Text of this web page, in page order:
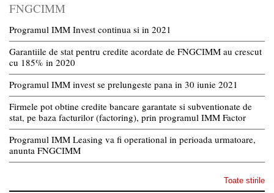
FNGCIMM
Programul IMM Invest continua si in 2021
Garantiile de stat pentru credite acordate de FNGCIMM au crescut
cu 185% in 2020
Programul IMM invest se prelungeste pana in 30 iunie 2021
Firmele pot obtine credite bancare garantate si subventionate de
stat, pe baza facturilor (factoring), prin programul IMM Factor
Programul IMM Leasing va fi operational in perioada urmatoare,
anunta FNGCIMM
Toate stirile